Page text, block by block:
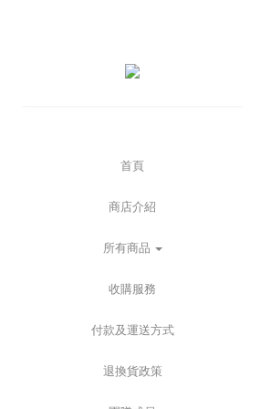
首頁
商店介紹
所有商品
收購服務
付款及運送方式
退換貨政策